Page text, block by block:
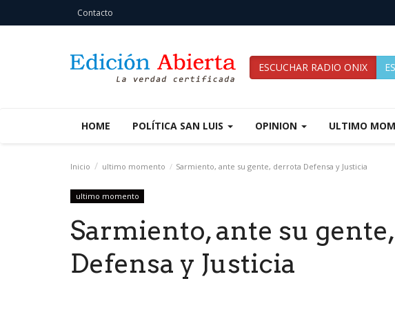
Contacto
ESCUCHAR RADIO ONIX
HOME POLÍTICA SAN LUIS OPINION ULTIMO
Inicio ultimo momento Sarmiento, ante su gente, derrota Defensa y Justicia
ultimo momento
Sarmiento, ante su
Defensa y Justicia